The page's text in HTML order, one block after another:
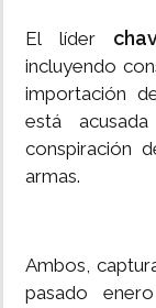
El líder
incluyendo
importación
está
conspiración
armas.
Ambos,
pasado